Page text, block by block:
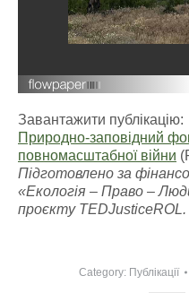
Завантажити публікацію:
Природно-заповідний
повномасштабної війни
Підготовлено за
«Екологія – Право –
проєкту TEDJusticeROL.
Category: Публікації